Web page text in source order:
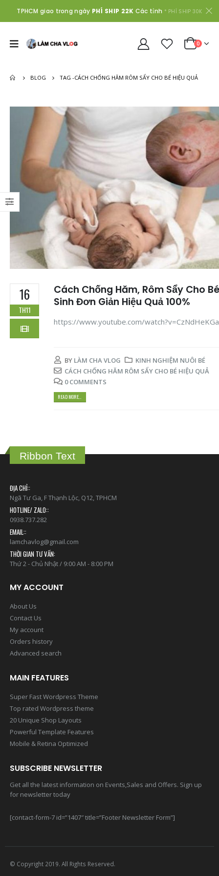
TPHCM giao trong ngày PHÍ SHIP 22K Các tỉnh * PHÍ SHIP 30K
0
BLOG TAG -CÁCH CHỐNG HĂM RÔM SẨY CHO BÉ HIỆU QUẢ
16
TH11
Cách Chống Hăm, Rôm Sẩy Cho
Sinh Đơn Giản Hiệu Quả 100%
https://www.youtube.com/
BY LÀM CHA VLOG
KINH NGHIỆM NUÔI BÉ
CÁCH CHỐNG HĂM RÔM SẨY CHO BÉ HIỆU QUẢ
0 COMMENTS
READ MORE...
Ribbon Text
ĐỊA CHỈ::
Ngã Tư Ga, F Thạnh Lộc, Q12, TPHCM
HOTLINE/ ZALO::
0938.737.282
EMAIL::
lamchavlog@gmail.com
THỜI GIAN TƯ VẤN:
Thứ 2 - Chủ Nhật / 9:00 AM - 8:00 PM
MY ACCOUNT
About Us
Contact Us
My account
Orders history
Advanced search
MAIN FEATURES
Super Fast Wordpress Theme
Top rated Wordpress theme
20 Unique Shop Layouts
Powerful Template Features
Mobile & Retina Optimized
SUBSCRIBE NEWSLETTER
Get all the latest information on Events,Sales and Offers. Sign up
for newsletter today
[contact-form-7 id=”1407″ title=”Footer Newsletter Form”]
© Copyright 2019. All Rights Reserved.